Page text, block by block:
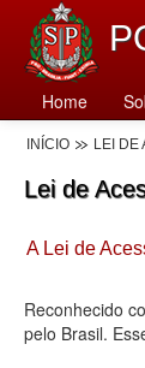
Home
INÍCIO LEI DE
Lei de
A Lei de
Reconhecido
pelo Brasil.